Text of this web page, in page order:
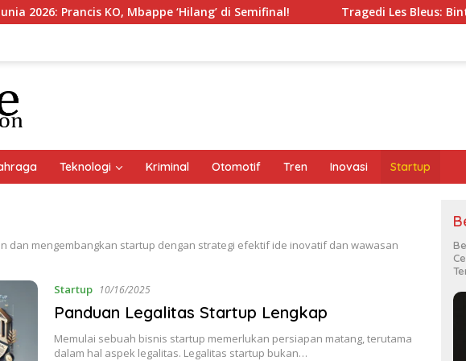
KO, Mbappe ‘Hilang’ di Semifinal! Tragedi Les Bleus: Bintang
Teknologi Kriminal Otomotif Tren Inovasi Startup
dan mengembangkan startup dengan strategi efektif ide inovatif dan wawasan
Startup 10/16/2025
Panduan Legalitas Startup Lengkap
Memulai sebuah bisnis startup memerlukan persiapan matang, terutama
dalam hal aspek legalitas. Legalitas startup bukan…